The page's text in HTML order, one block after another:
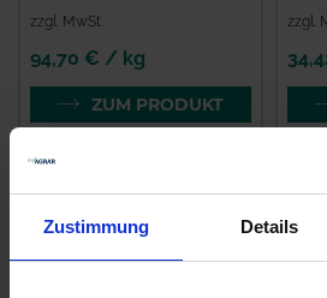
Zustimmung Details
zzgl. MwSt.
94,70 € / kg
ZUM PRODUKT
zzgl.